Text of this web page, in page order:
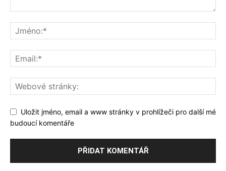
Uložit jméno, email a www stránky v prohlížeči pro další mé
budoucí komentáře